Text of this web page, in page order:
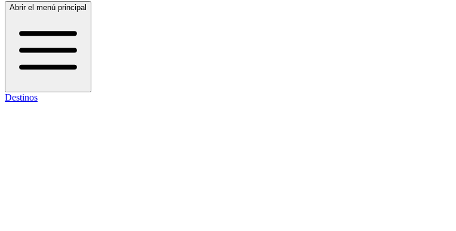
Abrir el menú principal
Destinos